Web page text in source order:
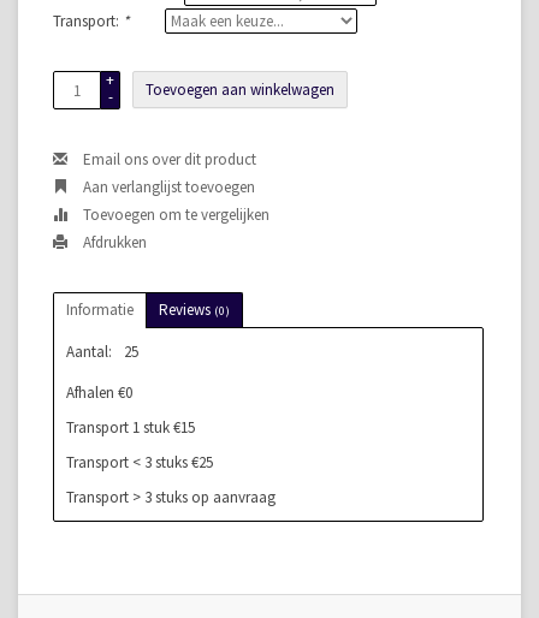
Transport: *
+
-
Toevoegen aan winkelwagen
Email ons over dit product
Aan verlanglijst toevoegen
Toevoegen om te vergelijken
Afdrukken
Informatie Reviews (0)
Aantal:
25
Afhalen €0
Transport 1 stuk €15
Transport < 3 stuks €25
Transport > 3 stuks op aanvraag